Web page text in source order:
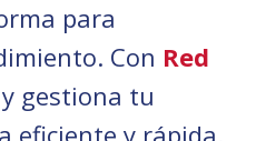
para
Con Red
gestiona tu
eficiente y rápida.